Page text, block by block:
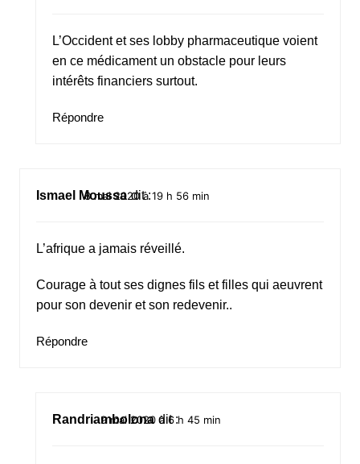
L’Occident et ses lobby pharmaceutique voient
en ce médicament un obstacle pour leurs
intérêts financiers surtout.
Répondre
Ismael Moussa dit :
8 mai 2020 à 19 h 56 min
L’afrique a jamais réveillé.
Courage à tout ses dignes fils et filles qui aeuvrent
pour son devenir et son redevenir..
Répondre
Randriambolona dit :
9 mai 2020 à 6 h 45 min